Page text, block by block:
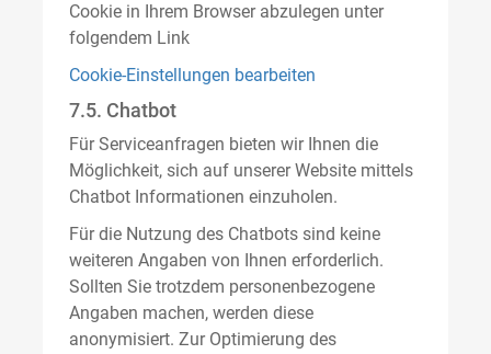
Cookie in Ihrem Browser abzulegen unter
folgendem Link
Cookie-Einstellungen bearbeiten
7.5. Chatbot
Für Serviceanfragen bieten wir Ihnen die
Möglichkeit, sich auf unserer Website mittels
Chatbot Informationen einzuholen.
Für die Nutzung des Chatbots sind keine
weiteren Angaben von Ihnen erforderlich.
Sollten Sie trotzdem personenbezogene
Angaben machen, werden diese
anonymisiert. Zur Optimierung des